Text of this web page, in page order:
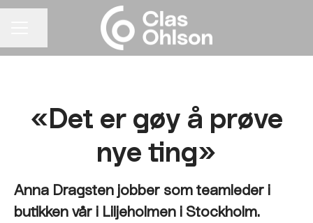
«Det er gøy å prøve
nye ting»
Anna Dragsten jobber som teamleder i
butikken vår i Liljeholmen i Stockholm.